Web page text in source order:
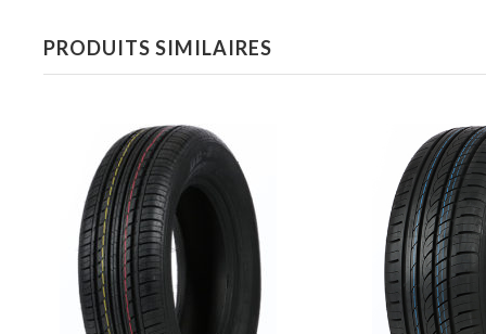
PRODUITS SIMILAIRES